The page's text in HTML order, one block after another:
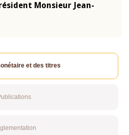
Monsieur Jean-
et des titres